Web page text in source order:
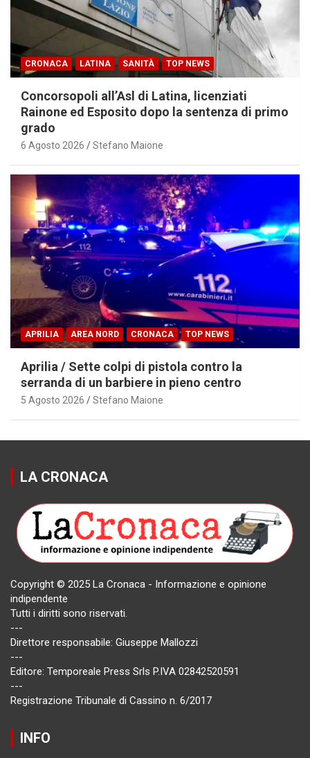
CRONACA LATINA SANITÀ TOP NEWS
Concorsopoli all’Asl di Latina, licenziati
Rainone ed Esposito dopo la sentenza di primo
grado
6 Agosto 2026 Stefano Maione
APRILIA AREA NORD CRONACA TOP NEWS
Aprilia / Sette colpi di pistola contro la
serranda di un barbiere in pieno centro
5 Agosto 2026 Stefano Maione
LA CRONACA
Copyright © 2025 La Cronaca - Informazione e opinione
indipendente
Tutti i diritti sono riservati.
---
Direttore responsabile: Giuseppe Mallozzi
---
Editore: Temporeale Press Srls P.IVA 02842520591
---
Registrazione Tribunale di Cassino n. 6/2017
INFO